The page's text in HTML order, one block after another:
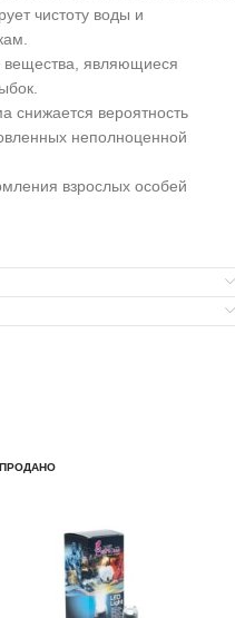
чистоту воды и
вещества, являющиеся
снижается вероятность
неполноценной
взрослых особей
ПРОДАНО